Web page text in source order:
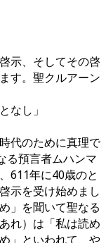
示、そしてその啓
す。聖クルアーン
なし」
代のために真理で
る預言者ムハンマ
611年に40歳のと
示を受け始めまし
」を聞いて聖なる
れ）は「私は読め
」といわれて、や